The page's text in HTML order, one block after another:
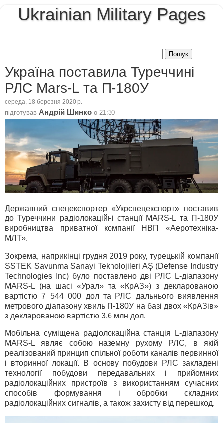
Ukrainian Military Pages
Україна поставила Туреччині
РЛС Mars-L та П-180У
середа, 18 березня 2020 р.
підготував Андрій Шинко о 21:30
Державний спецекспортер «Укрспецекспорт» поставив
до Туреччини радіолокаційні станції MARS-L та П-180У
виробництва приватної компанії НВП «Аеротехніка-
МЛТ».
Зокрема, наприкінці грудня 2019 року, турецькій компанії
SSTEK Savunma Sanayi Teknolojileri AŞ (Defense Industry
Technologies Inc) було поставлено дві РЛС L-діапазону
MARS-L (на шасі «Урал» та «КрАЗ») з декларованою
вартістю 7 544 000 дол та РЛС дальнього виявлення
метрового діапазону хвиль П-180У на базі двох «КрАЗів»
з декларованою вартістю 3,6 млн дол.
Мобільна суміщена радіолокаційна станція L-діапазону
MARS-L являє собою наземну рухому РЛС, в якій
реалізований принцип спільної роботи каналів первинної
і вторинної локації. В основу побудови РЛС закладені
технології побудови передавальних і прийомних
радіолокаційних пристроїв з використанням сучасних
способів формування і обробки складних
радіолокаційних сигналів, а також захисту від перешкод.